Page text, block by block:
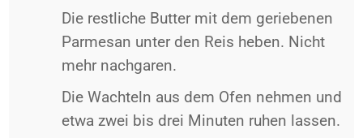
Die restliche Butter mit dem geriebenen
Parmesan unter den Reis heben. Nicht
mehr nachgaren.
Die Wachteln aus dem Ofen nehmen und
etwa zwei bis drei Minuten ruhen lassen.